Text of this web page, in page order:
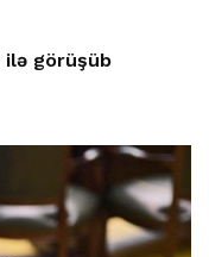
ilə görüşüb